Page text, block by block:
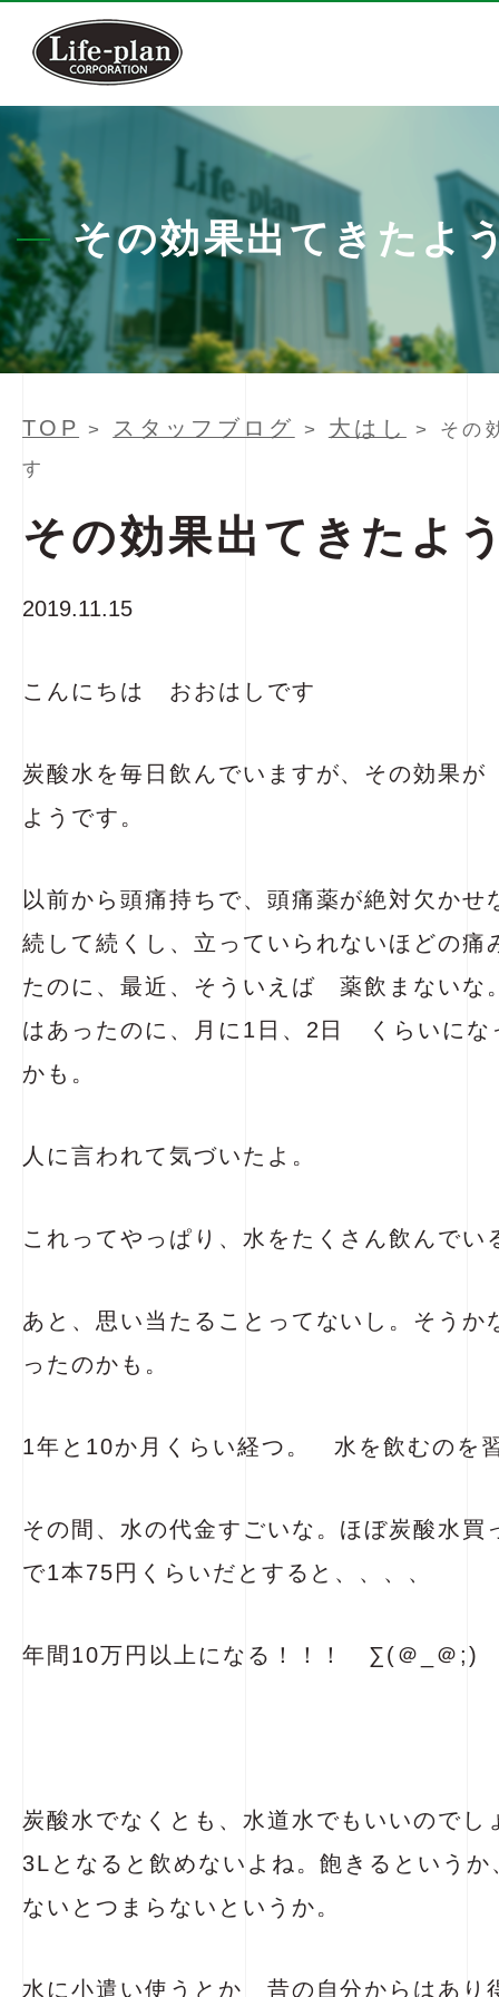
その効果出てきたよ
TOP > スタッフブログ > 大はし
> その
す
その効果出てきたよ
2019.11.15
こんにちは おおはしです
炭酸水を毎日飲んでいますが、その効果
ようです。
以前から頭痛持ちで、頭痛薬が絶対欠かせ
続して続くし、立っていられないほどの痛
たのに、最近、そういえば 薬飲まない
はあったのに、月に1日、2日 くらいに
かも。
人に言われて気づいたよ。
これってやっぱり、水をたくさん飲んでい
あと、思い当たることってないし。そうか
ったのかも。
1年と10か月くらい経つ。 水を飲むのを
その間、水の代金すごいな。ほぼ炭酸水買
で1本75円くらいだとすると、、、、
年間10万円以上になる！！！ ∑(＠_＠
炭酸水でなくとも、水道水でもいいので
3Lとなると飲めないよね。飽きるという
ないとつまらないというか。
水に小遣い使うとか 昔の自分からはあり